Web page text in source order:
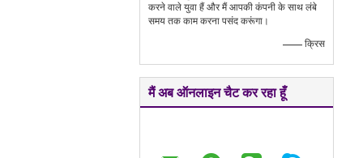
करने वाले युवा हैं और मैं आपकी कंपनी के साथ लंबे
समय तक काम करना पसंद करूंगा।
—— क्रिस
मैं अब ऑनलाइन चैट कर रहा हूँ